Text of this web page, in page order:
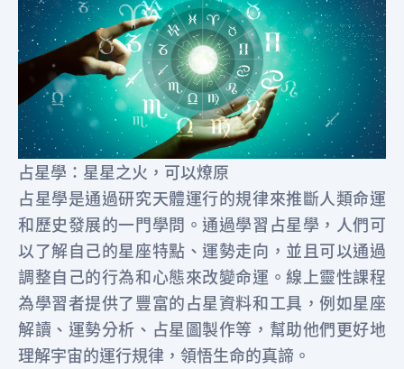
占星學：星星之火，可以燎原
占星學是通過研究天體運行的規律來推斷人類命運
和歷史發展的一門學問。通過學習占星學，人們可
以了解自己的星座特點、運勢走向，並且可以通過
調整自己的行為和心態來改變命運。線上靈性課程
為學習者提供了豐富的占星資料和工具，例如星座
解讀、運勢分析、占星圖製作等，幫助他們更好地
理解宇宙的運行規律，領悟生命的真諦。